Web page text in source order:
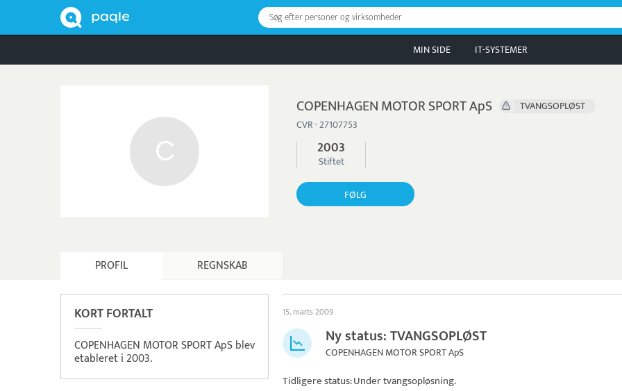
Søg efter personer og virksomheder
MIN SIDE IT-SYSTEMER
COPENHAGEN MOTOR SPORT ApS
TVANGSOPLØST
CVR · 27107753
2003
Stiftet
FØLG
PROFIL REGNSKAB
KORT FORTALT
COPENHAGEN MOTOR SPORT ApS blev
etableret i 2003.
15. marts 2009
Ny status: TVANGSOPLØST
COPENHAGEN MOTOR SPORT ApS
Tidligere status: Under tvangsopløsning.